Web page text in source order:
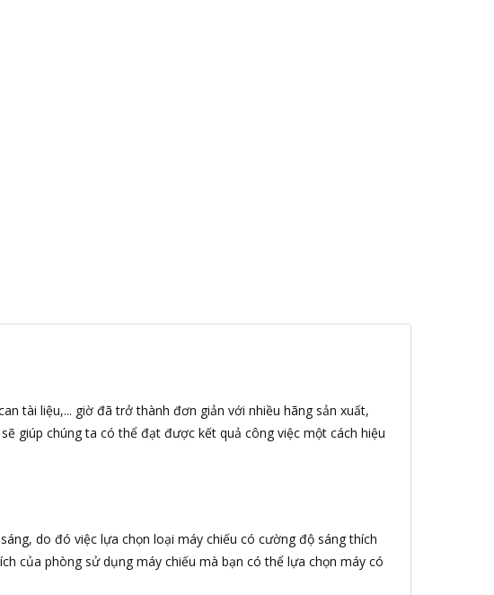
tài liệu,... giờ đã trở thành đơn giản với nhiều hãng sản xuất,
giúp chúng ta có thể đạt được kết quả công việc một cách hiệu
do đó việc lựa chọn loại máy chiếu có cường độ sáng thích
của phòng sử dụng máy chiếu mà bạn có thể lựa chọn máy có